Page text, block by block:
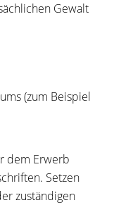
Gewalt
(zum Beispiel
dem Erwerb
Setzen
zuständigen